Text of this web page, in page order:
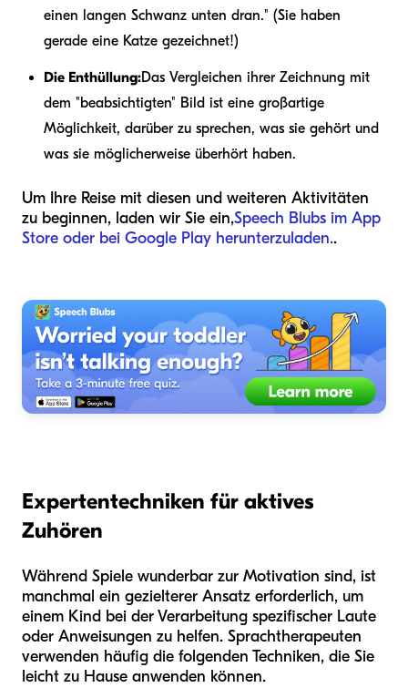
einen langen Schwanz unten dran." (Sie haben
gerade eine Katze gezeichnet!)
Die Enthüllung:Das Vergleichen ihrer Zeichnung mit
dem "beabsichtigten" Bild ist eine großartige
Möglichkeit, darüber zu sprechen, was sie gehört und
was sie möglicherweise überhört haben.
Um Ihre Reise mit diesen und weiteren Aktivitäten
zu beginnen, laden wir Sie ein,Speech Blubs im App
Store oder bei Google Play herunterzuladen..
Expertentechniken für aktives
Zuhören
Während Spiele wunderbar zur Motivation sind, ist
manchmal ein gezielterer Ansatz erforderlich, um
einem Kind bei der Verarbeitung spezifischer Laute
oder Anweisungen zu helfen. Sprachtherapeuten
verwenden häufig die folgenden Techniken, die Sie
leicht zu Hause anwenden können.